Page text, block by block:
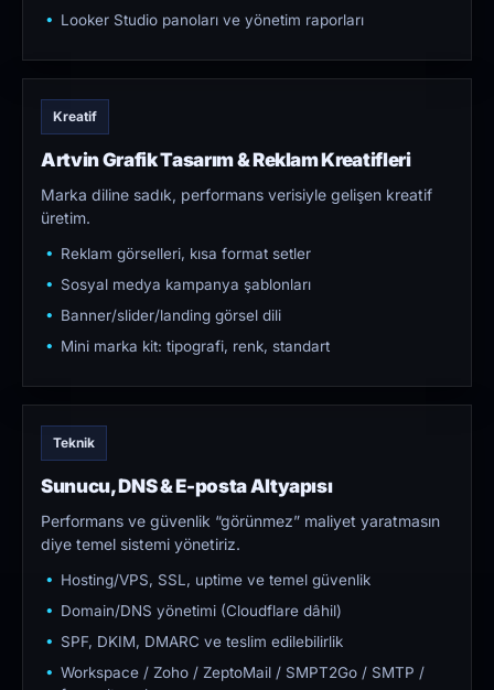
Looker Studio panoları ve yönetim raporları
Kreatif
Artvin Grafik Tasarım & Reklam Kreatifleri
Marka diline sadık, performans verisiyle gelişen kreatif
üretim.
Reklam görselleri, kısa format setler
Sosyal medya kampanya şablonları
Banner/slider/landing görsel dili
Mini marka kit: tipografi, renk, standart
Teknik
Sunucu, DNS & E-posta Altyapısı
Performans ve güvenlik “görünmez” maliyet yaratmasın
diye temel sistemi yönetiriz.
Hosting/VPS, SSL, uptime ve temel güvenlik
Domain/DNS yönetimi (Cloudflare dâhil)
SPF, DKIM, DMARC ve teslim edilebilirlik
Workspace / Zoho / ZeptoMail / SMPT2Go / SMTP /